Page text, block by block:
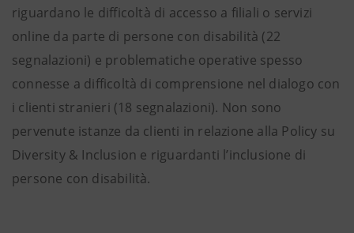
riguardano le difficoltà di accesso a filiali o servizi
online da parte di persone con disabilità (22
segnalazioni) e problematiche operative spesso
connesse a difficoltà di comprensione nel dialogo con
i clienti stranieri (18 segnalazioni). Non sono
pervenute istanze da clienti in relazione alla Policy su
Diversity & Inclusion e riguardanti l’inclusione di
persone con disabilità.